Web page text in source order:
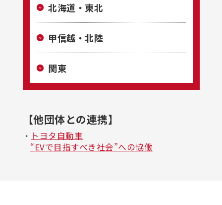
北海道・東北
甲信越・北陸
関東
【他団体との連携】
・ トヨタ自動車
“EVで目指すべき社会”への協働